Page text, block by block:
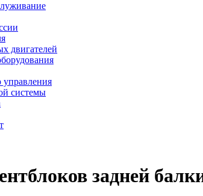
двигателей
управления
системы
задней